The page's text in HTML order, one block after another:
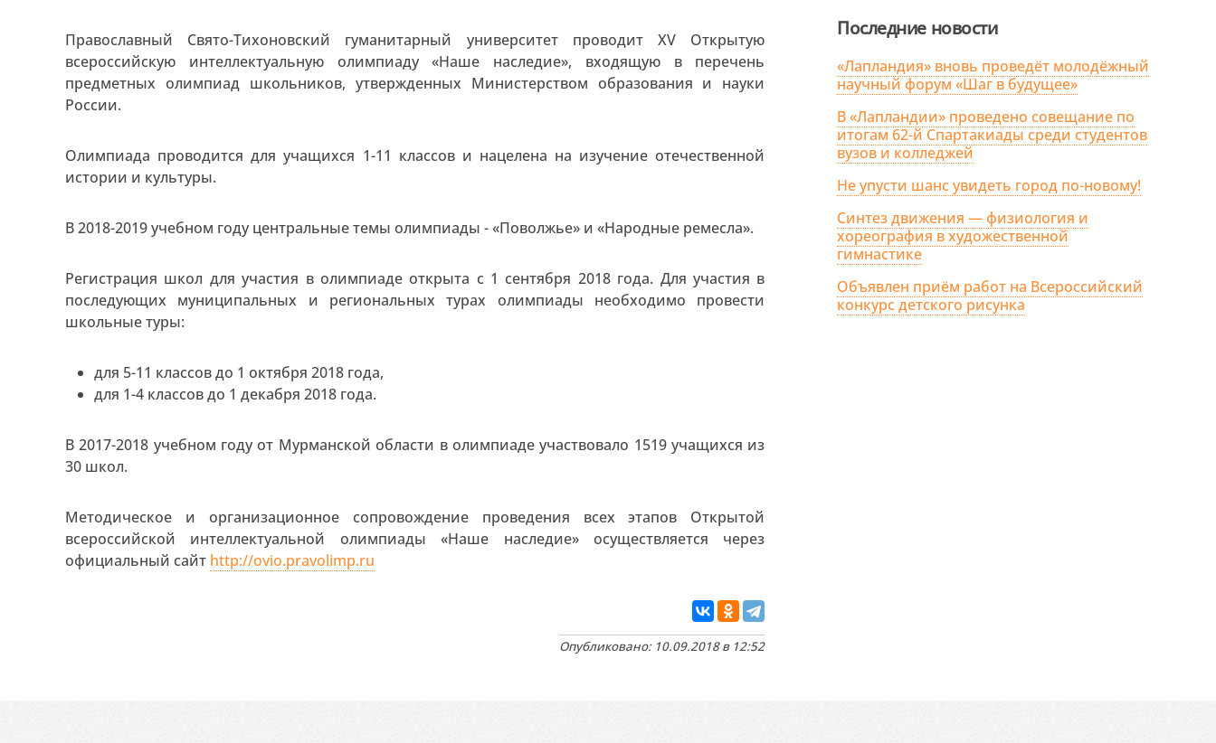
Православный Свято-Тихоновский гуманитарный университет проводит XV Открытую
всероссийскую интеллектуальную олимпиаду «Наше наследие», входящую в перечень
предметных олимпиад школьников, утвержденных Министерством образования и науки
России.
Олимпиада проводится для учащихся 1-11 классов и нацелена на изучение отечественной
истории и культуры.
В 2018-2019 учебном году центральные темы олимпиады - «Поволжье» и «Народные ремесла».
Регистрация школ для участия в олимпиаде открыта с 1 сентября 2018 года. Для участия в
последующих муниципальных и региональных турах олимпиады необходимо провести
школьные туры:
для 5-11 классов до 1 октября 2018 года,
для 1-4 классов до 1 декабря 2018 года.
В 2017-2018 учебном году от Мурманской области в олимпиаде участвовало 1519 учащихся из
30 школ.
Методическое и организационное сопровождение проведения всех этапов Открытой
всероссийской интеллектуальной олимпиады «Наше наследие» осуществляется через
официальный сайт http://ovio.pravolimp.ru
Опубликовано: 10.09.2018 в 12:52
Последние новости
«Лапландия» вновь проведёт молодёжный
научный форум «Шаг в будущее»
В «Лапландии» проведено совещание по
итогам 62-й Спартакиады среди студентов
вузов и колледжей
Не упусти шанс увидеть город по-новому!
Синтез движения — физиология и
хореография в художественной
гимнастике
Объявлен приём работ на Всероссийский
конкурс детского рисунка